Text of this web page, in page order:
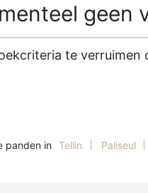
te
panden in Tellin Paliseul